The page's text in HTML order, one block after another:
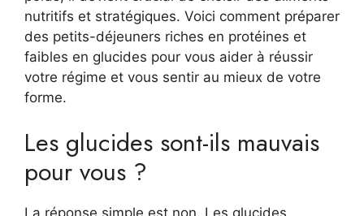
nutritifs et stratégiques. Voici comment préparer
des petits-déjeuners riches en protéines et
faibles en glucides pour vous aider à réussir
votre régime et vous sentir au mieux de votre
forme.
Les glucides sont-ils mauvais
pour vous ?